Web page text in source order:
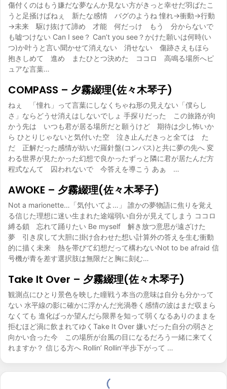
傷付くのはもう嫌だな夢なんか見ない方がきっと幸せだ羽ばたこ
うと足掻けばねぇ 新たな感情 バグのようね 憧れ→衝動→行動
→未来 駆け抜けて諦め 才能 何だっけ もう 分からないで
も嘘つけない Can I see？ Can’t you see？かけた願いは何時(い
つ)か叶うと言い聞かせて消えない 消せない 傷跡さえもほら
抱きしめて 進め またひとつ決めた ココロ 高鳴る場所へピ
ュアな言葉…
COMPASS – 夕霧綴理(佐々木琴子)
ねぇ 「憧れ」って言葉にしなくちゃね形の見えない「僕らし
さ」ならどうせ消えはしないでしょ 手探りだった この旅路が向
かう先は いつも君が居る場所だと願うけど 期待は少し怖いか
ら ひとりじゃないと気付いた空 泣き止んだきっと全ては た
だ 正解だった感情が紡いだ羅針盤(コンパス)と共に夢の先へ 変
わる世界が見たかった幻想で良かったずっと隣に君が居たんだ方
程式なんて 囚われないで 今答えを導こう あぁ …
AWOKE – 夕霧綴理(佐々木琴子)
Not a marionette…「気付いてよ…」 誰かの夢物語に焦りを覚え
る信じた理想に迷い生まれた途端弱い自分が見えてしまう ココロ
縛る鎖 忘れて踊りたい Be myself 解き放つ意思が遠ざけた
夢 引き戻して大胆に掛け合わせた想い計算外の答えを生む衝動
的に描く未来 熱を帯びて幻想だって構わないNot to be afraid 信
号機が青を差す選択肢は無限だと胸に刻む…
Take It Over – 夕霧綴理(佐々木琴子)
観測点にひとり景色を映した瞳戦う本当の意味は自分も分かって
ない 水平線の影に確かに浮かんだ光渦巻く感情の波はまだ収まら
なくても 進化ばっか望んだら限界を知って弱くなるありのままを
拒むほど渦に飲まれてゆくTake It Over 嫌いだった自分の弱さと
向かい合った今 この場所が台風の目になるだろう一緒に来てく
れますか？ 信じる方へ Rollin’ Rollin’半歩下がって …